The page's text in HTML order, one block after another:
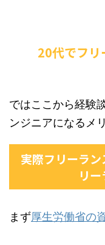
20代でフリ
ではここから経験
ンジニアになるメ
実際フリーラ
リ
まず厚生労働省の